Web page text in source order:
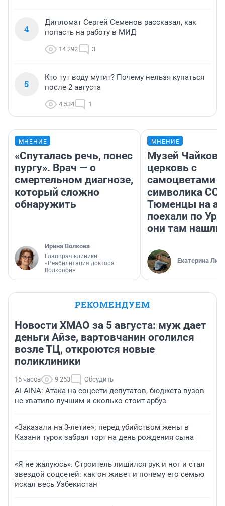
4
Дипломат Сергей Семенов рассказал, как
попасть на работу в МИД
14 292 3
5
Кто тут воду мутит? Почему нельзя купаться
после 2 августа
4 534 1
МНЕНИЕ
«Спуталась речь, понес
пургу». Врач — о
смертельном диагнозе,
который сложно
обнаружить
Ирина Волкова
Главврач клиники
«Реабилитация доктора
Волковой»
МНЕНИЕ
Музей
церковь с
самоцветами
символика
Тюменцы на
поехали по
они там нашли
Екатерина
РЕКОМЕНДУЕМ
Новости ХМАО за 5 августа: муж дает
деньги Айзе, вартовчанин оголился
возле ТЦ, откроются новые
поликлиники
16 часов 9 263 Обсудить
AI-AINA: Атака на соцсети депутатов, бюджета вузов
не хватило лучшим и сколько стоит арбуз
«Заказали на 3-летие»: перед убийством жены в
Казани турок забрал торт на день рождения сына
«Я не жалуюсь». Строитель лишился рук и ног и стал
звездой соцсетей: как он живет и почему его семью
искал весь Узбекистан